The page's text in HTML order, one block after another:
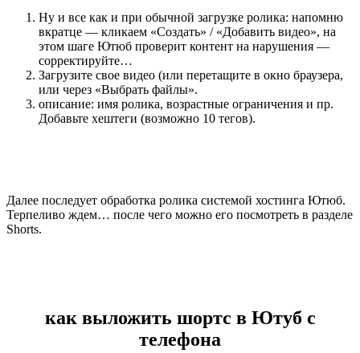
Ну и все как и при обычной загрузке ролика: напомню
вкратце — кликаем «Создать» / «Добавить видео», на
этом шаге Ютюб проверит контент на нарушения —
сорректируйте…
Загрузите свое видео (или перетащите в окно браузера,
или через «Выбрать файлы».
описание: имя ролика, возрастные ограничения и пр.
Добавьте хештеги (возможно 10 тегов).
Далее последует обработка ролика системой хостинга Ютюб.
Терпеливо ждем… после чего можно его посмотреть в разделе
Shorts.
как выложить шортс в Ютуб с
телефона